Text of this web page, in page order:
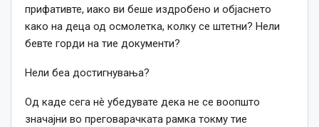
прифативте, иако ви беше издробено и објаснето
како на деца од осмолетка, колку се штетни? Нели
бевте горди на тие документи?
Нели беа достигнувања?
Од каде сега нè убедувате дека не се воопшто
значајни во преговарачката рамка токму тие